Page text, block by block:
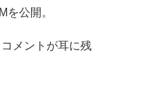
を公開。
メントが耳に残